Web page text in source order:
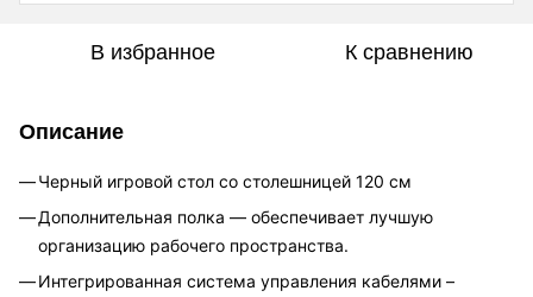
В избранное К сравнению
Описание
Черный игровой стол со столешницей 120 см
Дополнительная полка — обеспечивает лучшую
организацию рабочего пространства.
Интегрированная система управления кабелями –